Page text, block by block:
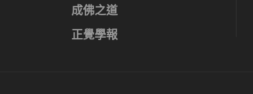
成佛之道
正覺學報